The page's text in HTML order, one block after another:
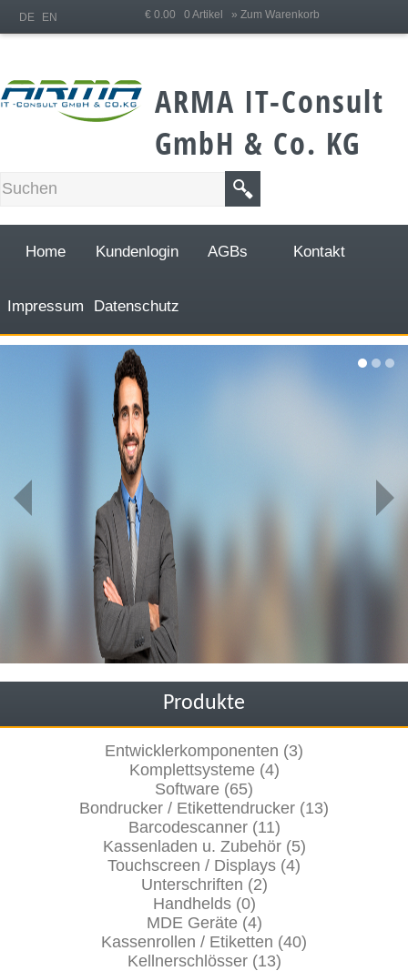
€ 0.00 0 Artikel » Zum Warenkorb
DE EN
ARMA IT-Consult
GmbH & Co. KG
Home Kundenlogin AGBs Kontakt
Impressum Datenschutz
Produkte
Entwicklerkomponenten (3)
Komplettsysteme (4)
Software (65)
Bondrucker / Etikettendrucker (13)
Barcodescanner (11)
Kassenladen u. Zubehör (5)
Touchscreen / Displays (4)
Unterschriften (2)
Handhelds (0)
MDE Geräte (4)
Kassenrollen / Etiketten (40)
Kellnerschlösser (13)